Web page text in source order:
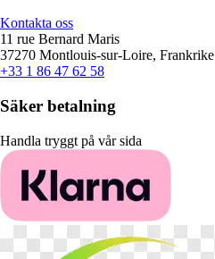
Kontakta oss
11 rue Bernard Maris
37270 Montlouis-sur-Loire, Frankrike
+33 1 86 47 62 58
Säker betalning
Handla tryggt på vår sida